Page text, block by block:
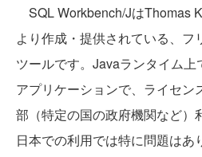
SQL Workbench/JはThomas
より作成・提供されている、フ
ツールです。Javaランタイム
アプリケーションで、ライセン
部（特定の国の政府機関など）
日本での利用では特に問題はあ